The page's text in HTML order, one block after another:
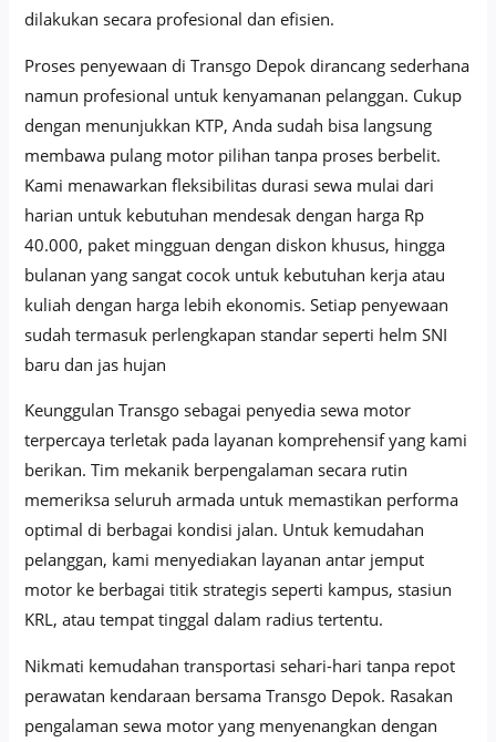
dilakukan secara profesional dan efisien.
Proses penyewaan di Transgo Depok dirancang sederhana
namun profesional untuk kenyamanan pelanggan. Cukup
dengan menunjukkan KTP, Anda sudah bisa langsung
membawa pulang motor pilihan tanpa proses berbelit.
Kami menawarkan fleksibilitas durasi sewa mulai dari
harian untuk kebutuhan mendesak dengan harga Rp
40.000, paket mingguan dengan diskon khusus, hingga
bulanan yang sangat cocok untuk kebutuhan kerja atau
kuliah dengan harga lebih ekonomis. Setiap penyewaan
sudah termasuk perlengkapan standar seperti helm SNI
baru dan jas hujan
Keunggulan Transgo sebagai penyedia sewa motor
terpercaya terletak pada layanan komprehensif yang kami
berikan. Tim mekanik berpengalaman secara rutin
memeriksa seluruh armada untuk memastikan performa
optimal di berbagai kondisi jalan. Untuk kemudahan
pelanggan, kami menyediakan layanan antar jemput
motor ke berbagai titik strategis seperti kampus, stasiun
KRL, atau tempat tinggal dalam radius tertentu.
Nikmati kemudahan transportasi sehari-hari tanpa repot
perawatan kendaraan bersama Transgo Depok. Rasakan
pengalaman sewa motor yang menyenangkan dengan